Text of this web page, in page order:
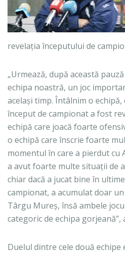
revelația începutului de
„Urmează, după această
echipa noastră, un joc
același timp. Întâlnim o echipă,
început de campionat a fost
echipă care joacă foarte
o echipă care înscrie foarte
momentul în care a pierdut cu
a avut foarte multe situații de
chiar dacă a jucat bine în
campionat, a acumulat doar
Târgu Mureș, însă ambele
categoric de echipa gorjeană”,
Duelul dintre cele două